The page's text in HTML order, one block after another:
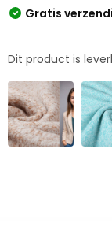
Gratis
Dit product is